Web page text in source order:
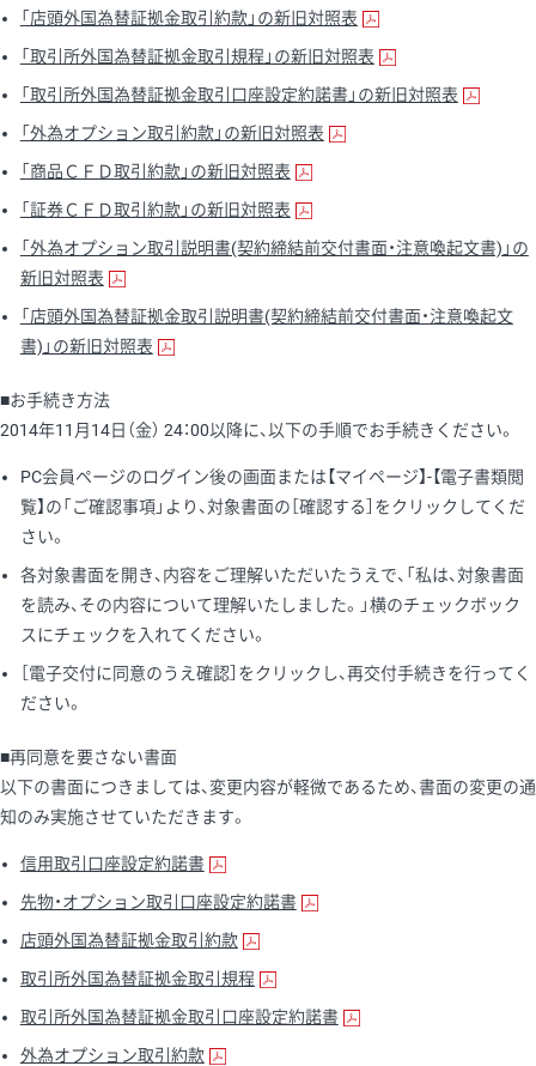
「店頭外国為替証拠金取引約款」の新旧対照表
「取引所外国為替証拠金取引規程」の新旧対照表
「取引所外国為替証拠金取引口座設定約諾書」の新旧対照表
「外為オプション取引約款」の新旧対照表
「商品ＣＦＤ取引約款」の新旧対照表
「証券ＣＦＤ取引約款」の新旧対照表
「外為オプション取引説明書(契約締結前交付書面・注意喚起文書)」の
新旧対照表
「店頭外国為替証拠金取引説明書(契約締結前交付書面・注意喚起文
書)」の新旧対照表
■お手続き方法
2014年11月14日（金） 24：00以降に、以下の手順でお手続きください。
PC会員ページのログイン後の画面または【マイページ】-【電子書類閲
覧】の「ご確認事項」より、対象書面の［確認する］をクリックしてくだ
さい。
各対象書面を開き、内容をご理解いただいたうえで、「私は、対象書面
を読み、その内容について理解いたしました。」横のチェックボック
スにチェックを入れてください。
［電子交付に同意のうえ確認］をクリックし、再交付手続きを行ってく
ださい。
■再同意を要さない書面
以下の書面につきましては、変更内容が軽微であるため、書面の変更の通
知のみ実施させていただきます。
信用取引口座設定約諾書
先物・オプション取引口座設定約諾書
店頭外国為替証拠金取引約款
取引所外国為替証拠金取引規程
取引所外国為替証拠金取引口座設定約諾書
外為オプション取引約款